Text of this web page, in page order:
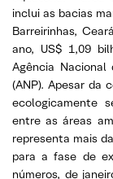
inclui as bacias
Barreirinhas,
ano, US$ 1,09
Agência Nacional
(ANP). Apesar da
ecologicamente
entre as áreas
representa mais
para a fase de
números, de